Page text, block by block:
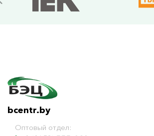
bcentr.by
Оптовый отдел: